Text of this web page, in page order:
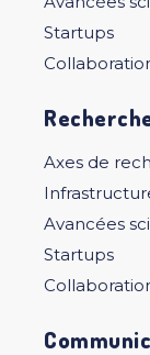
Startups
Axes de
Avancées
Startups